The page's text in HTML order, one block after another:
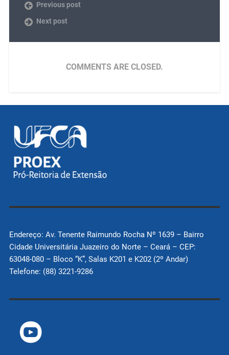
Previous post
Next post
COMMENTS ARE CLOSED.
Endereço: Av. Tenente Raimundo Rocha Nº 1639 – Bairro
Cidade Universitária Juazeiro do Norte – Ceará – CEP:
63048-080 – Bloco “K”, Salas K201 e K202 (2º Andar)
Telefone: (88) 3221-9286